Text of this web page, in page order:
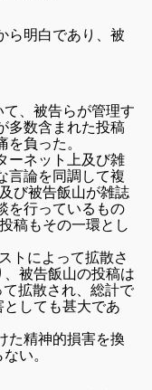
明白であり、被
、被告らが管理す
多数含まれた投稿
負った。
ネット上及び雑
言論を同調して複
び被告飯山が雑誌
を行っているもの
稿もその一環とし
によって拡散さ
被告飯山の投稿は
拡散され、総計で
しても甚大であ
た精神的損害を換
い。